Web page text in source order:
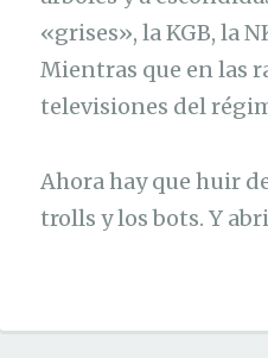
«grises», la KGB, la
Mientras que en las
televisiones del
Ahora hay que huir
trolls y los bots. Y